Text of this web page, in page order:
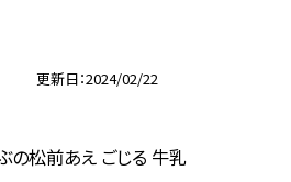
更新日 2024/02/22
の松前あえ ごじる 牛乳